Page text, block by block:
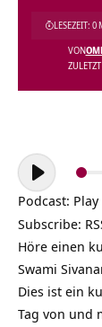
VON
LESEZEIT: 0
Audio-
Player
Podcast:
Subscribe:
Höre einen
Swami
Dies ist ein
Tag von und